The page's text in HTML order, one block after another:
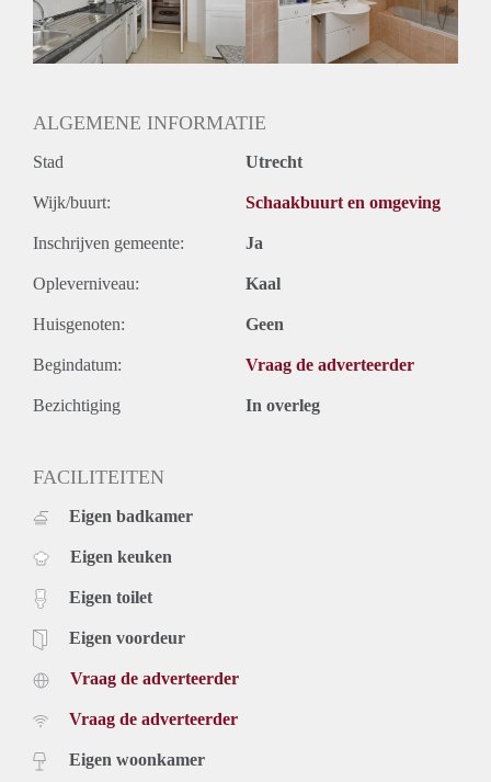
ALGEMENE INFORMATIE
Stad Utrecht
Wijk/buurt: Schaakbuurt en omgeving
Inschrijven gemeente: Ja
Opleverniveau: Kaal
Huisgenoten: Geen
Begindatum: Vraag de adverteerder
Bezichtiging In overleg
FACILITEITEN
Eigen badkamer
Eigen keuken
Eigen toilet
Eigen voordeur
Vraag de adverteerder
Vraag de adverteerder
Eigen woonkamer